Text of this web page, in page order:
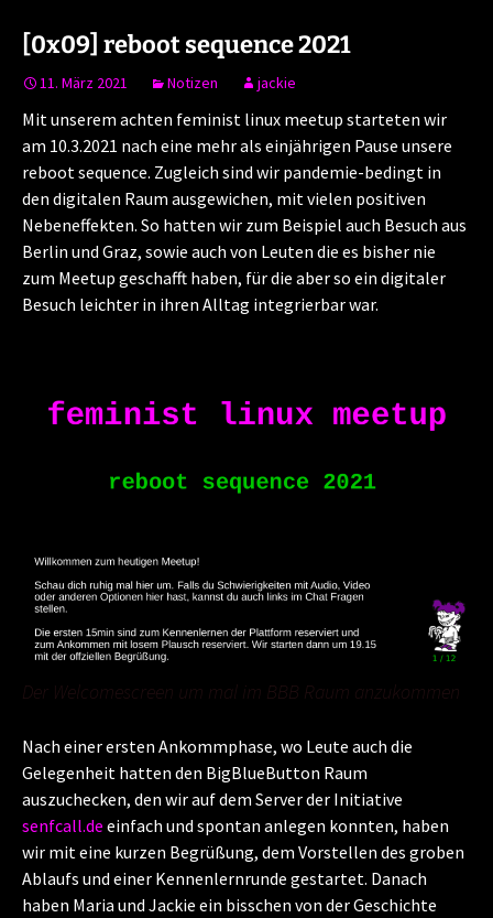
[0x09] reboot sequence 2021
11. März 2021 Notizen jackie
Mit unserem achten feminist linux meetup starteten wir
am 10.3.2021 nach eine mehr als einjährigen Pause unsere
reboot sequence. Zugleich sind wir pandemie-bedingt in
den digitalen Raum ausgewichen, mit vielen positiven
Nebeneffekten. So hatten wir zum Beispiel auch Besuch aus
Berlin und Graz, sowie auch von Leuten die es bisher nie
zum Meetup geschafft haben, für die aber so ein digitaler
Besuch leichter in ihren Alltag integrierbar war.
Der Welcomescreen um mal im BBB Raum anzukommen
Nach einer ersten Ankommphase, wo Leute auch die
Gelegenheit hatten den BigBlueButton Raum
auszuchecken, den wir auf dem Server der Initiative
senfcall.de einfach und spontan anlegen konnten, haben
wir mit eine kurzen Begrüßung, dem Vorstellen des groben
Ablaufs und einer Kennenlernrunde gestartet. Danach
haben Maria und Jackie ein bisschen von der Geschichte